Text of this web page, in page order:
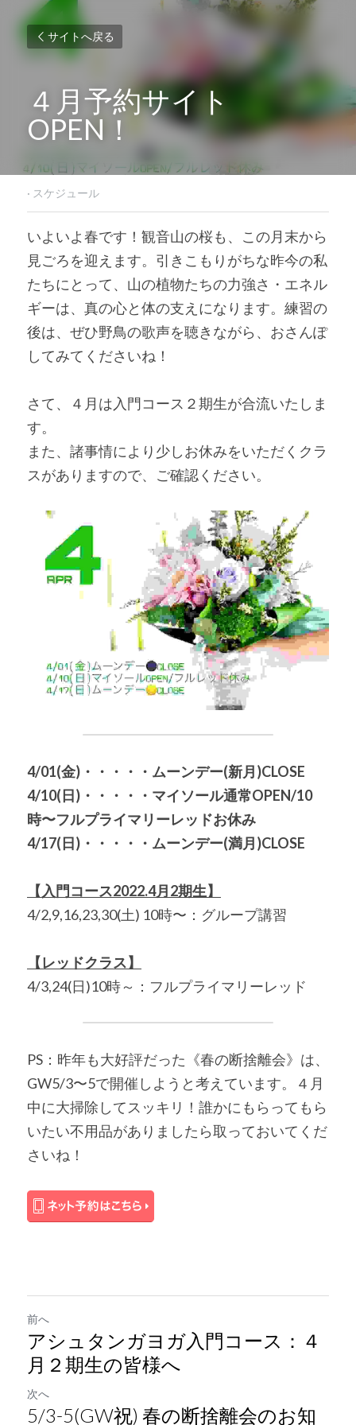
サイトへ戻る
４月予約サイト
OPEN！
· スケジュール
いよいよ春です！観音山の桜も、この月末から
見ごろを迎えます。引きこもりがちな昨今の私
たちにとって、山の植物たちの力強さ・エネル
ギーは、真の心と体の支えになります。練習の
後は、ぜひ野鳥の歌声を聴きながら、おさんぽ
してみてくださいね！
さて、４月は入門コース２期生が合流いたしま
す。
また、諸事情により少しお休みをいただくクラ
スがありますので、ご確認ください。
4/01(金)・・・・・ムーンデー(新月)CLOSE
4/10(日)・・・・・マイソール通常OPEN/10
時〜フルプライマリーレッドお休み
4/17(日)・・・・・ムーンデー(満月)CLOSE
【入門コース2022.4月2期生】
4/2,9,16,23,30(土) 10時〜：グループ講習
【レッドクラス】
4/3,24(日)10時～：フルプライマリーレッド
PS：昨年も大好評だった《春の断捨離会》は、
GW5/3〜5で開催しようと考えています。４月
中に大掃除してスッキリ！誰かにもらってもら
いたい不用品がありましたら取っておいてくだ
さいね！
前へ
アシュタンガヨガ入門コース：４
月２期生の皆様へ
次へ
5/3-5(GW祝) 春の断捨離会のお知